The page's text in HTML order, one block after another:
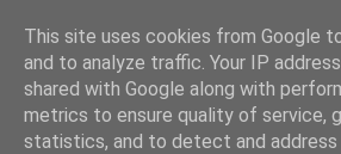
This site uses cookies from Google
and to analyze traffic. Your IP
shared with Google along with
metrics to ensure quality of service,
statistics, and to detect and address